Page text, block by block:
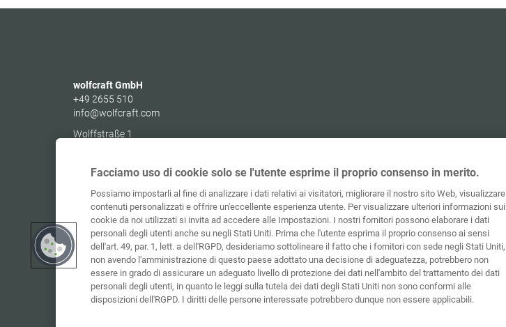
wolfcraft GmbH
+49 2655 510
info@wolfcraft.com
Wolffstraße 1
Facciamo uso di cookie solo se l'utente esprime il proprio consenso in merito.
Possiamo impostarli al fine di analizzare i dati relativi ai visitatori, migliorare il nostro sito Web, visualizzare
contenuti personalizzati e offrire un'eccellente esperienza utente. Per visualizzare ulteriori informazioni sui
cookie da noi utilizzati si invita ad accedere alle Impostazioni. I nostri fornitori possono elaborare i dati
personali degli utenti anche su negli Stati Uniti. Prima che l'utente esprima il proprio consenso ai sensi
dell'art. 49, par. 1, lett. a dell'RGPD, desideriamo sottolineare il fatto che i fornitori con sede negli Stati Uniti,
non avendo l'amministrazione di questo paese adottato una decisione di adeguatezza, potrebbero non
essere in grado di assicurare un adeguato livello di protezione dei dati nell'ambito del trattamento dei dati
personali degli utenti, in quanto le leggi sulla tutela dei dati degli Stati Uniti non sono conformi alle
disposizioni dell'RGPD. I diritti delle persone interessate potrebbero dunque non essere applicabili.